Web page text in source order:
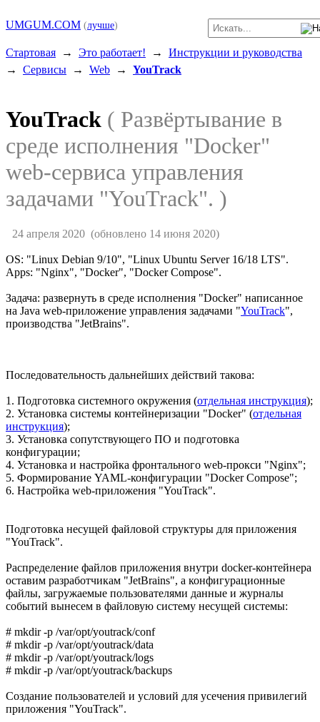
UMGUM.COM (лучше)
Стартовая → Это работает! → Инструкции и руководства
→ Сервисы → Web → YouTrack
YouTrack ( Развёртывание в
среде исполнения "Docker"
web-сервиса управления
задачами "YouTrack". )
24 апреля 2020(обновлено 14 июня 2020)
OS: "Linux Debian 9/10", "Linux Ubuntu Server 16/18 LTS".
Apps: "Nginx", "Docker", "Docker Compose".
Задача: развернуть в среде исполнения "Docker" написанное
на Java web-приложение управления задачами "YouTrack",
производства "JetBrains".
Последовательность дальнейших действий такова:
1. Подготовка системного окружения (отдельная инструкция);
2. Установка системы контейнеризации "Docker" (отдельная
инструкция);
3. Установка сопутствующего ПО и подготовка
конфигурации;
4. Установка и настройка фронтального web-прокси "Nginx";
5. Формирование YAML-конфигурации "Docker Compose";
6. Настройка web-приложения "YouTrack".
Подготовка несущей файловой структуры для приложения
"YouTrack".
Распределение файлов приложения внутри docker-контейнера
оставим разработчикам "JetBrains", а конфигурационные
файлы, загружаемые пользователями данные и журналы
событий вынесем в файловую систему несущей системы:
# mkdir -p /var/opt/youtrack/conf
# mkdir -p /var/opt/youtrack/data
# mkdir -p /var/opt/youtrack/logs
# mkdir -p /var/opt/youtrack/backups
Создание пользователей и условий для усечения привилегий
приложения "YouTrack".